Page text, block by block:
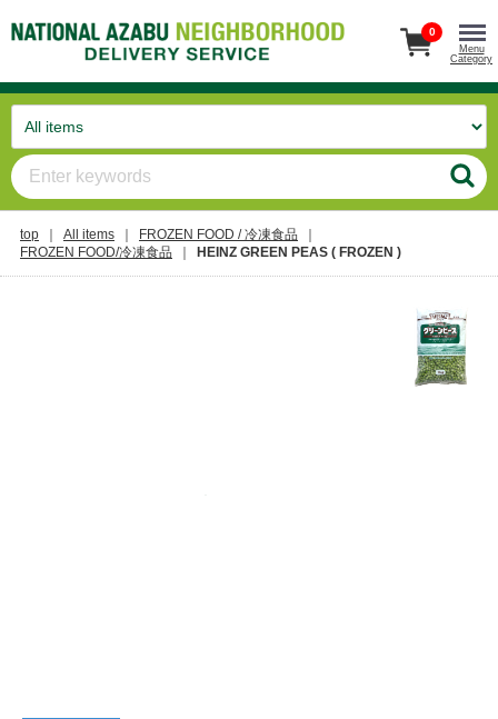
0
Menu
Category
top All items
FROZEN FOOD / 冷凍食品
FROZEN FOOD/冷凍食品
HEINZ GREEN PEAS ( FROZEN )